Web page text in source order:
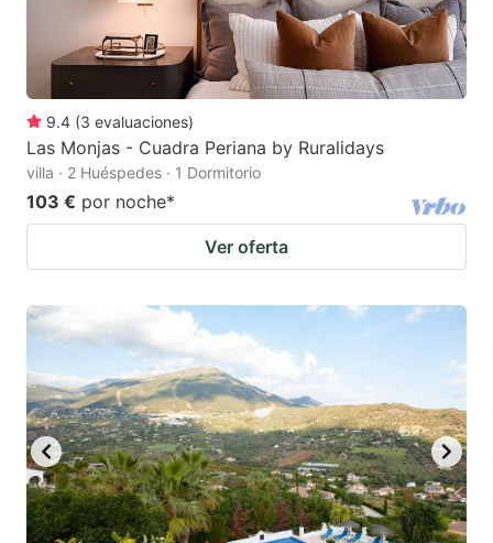
9.4 (3 evaluaciones)
Las Monjas - Cuadra Periana by Ruralidays
villa · 2 Huéspedes · 1 Dormitorio
103 € por noche*
Ver oferta